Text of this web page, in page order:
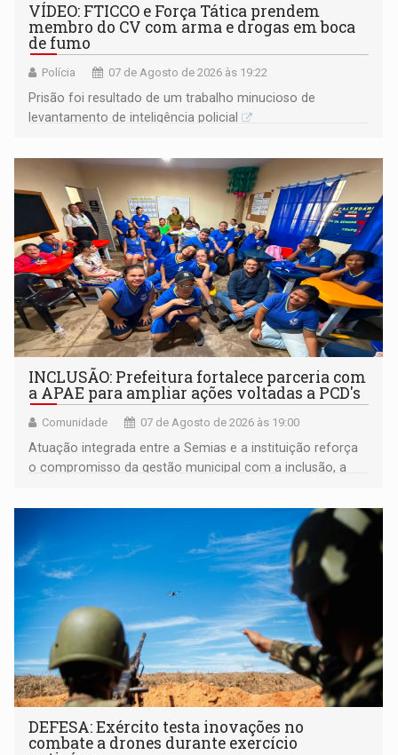
VÍDEO: FTICCO e Força Tática prendem
membro do CV com arma e drogas em boca
de fumo
Polícia 07 de Agosto de 2026 às 19:22
Prisão foi resultado de um trabalho minucioso de
levantamento de inteligência policial
INCLUSÃO: Prefeitura fortalece parceria com
a APAE para ampliar ações voltadas a PCD's
Comunidade 07 de Agosto de 2026 às 19:00
Atuação integrada entre a Semias e a instituição reforça
o compromisso da gestão municipal com a inclusão, a
DEFESA: Exército testa inovações no
combate a drones durante exercício